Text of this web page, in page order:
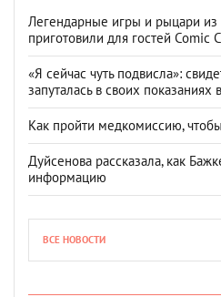
Легендарные игры и рыцари из
приготовили для гостей Comic
«Я сейчас чуть подвисла»:
запуталась в своих показаниях
Как пройти медкомиссию,
Дуйсенова рассказала, как
информацию
ВСЕ НОВОСТИ